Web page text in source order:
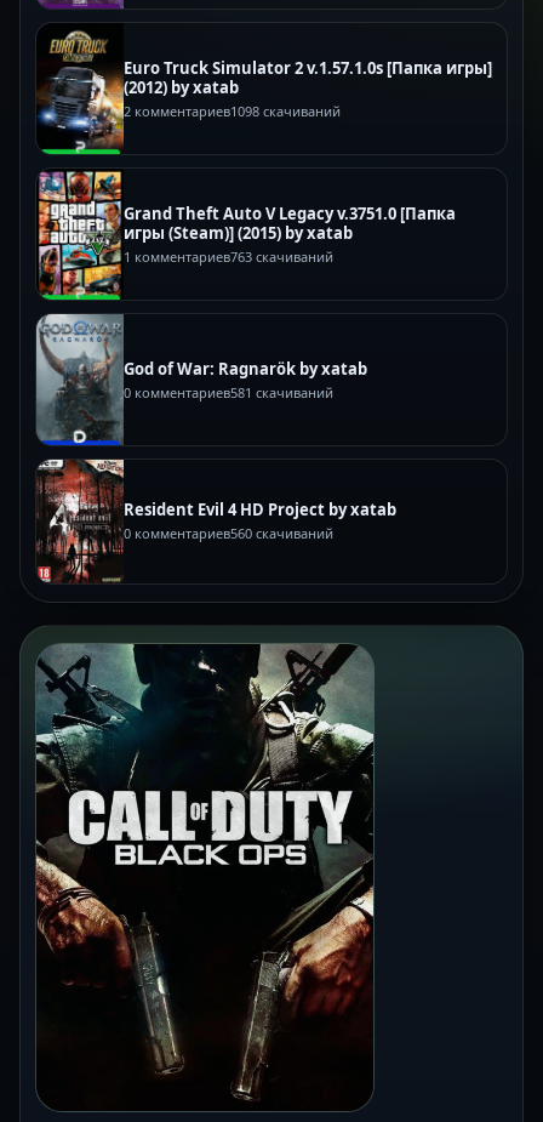
Euro Truck Simulator 2 v.1.57.1.0s [Папка игры]
(2012) by xatab
2 комментариев1098 скачиваний
Grand Theft Auto V Legacy v.3751.0 [Папка
игры (Steam)] (2015) by xatab
1 комментариев763 скачиваний
God of War: Ragnarök by xatab
0 комментариев581 скачиваний
Resident Evil 4 HD Project by xatab
0 комментариев560 скачиваний